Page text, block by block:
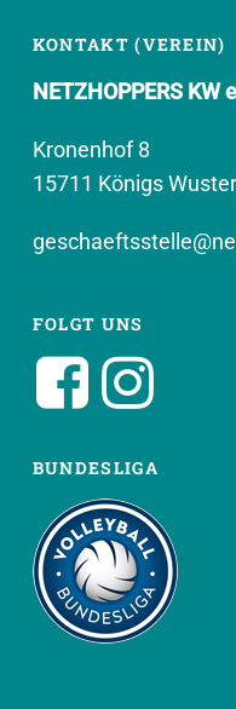
KONTAKT (VEREIN)
NETZHOPPERS KW
Kronenhof 8
15711 Königs
FOLGT UNS
BUNDESLIGA